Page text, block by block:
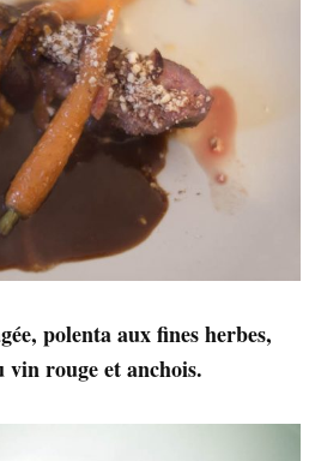
polenta aux fines herbes,
rouge et anchois.